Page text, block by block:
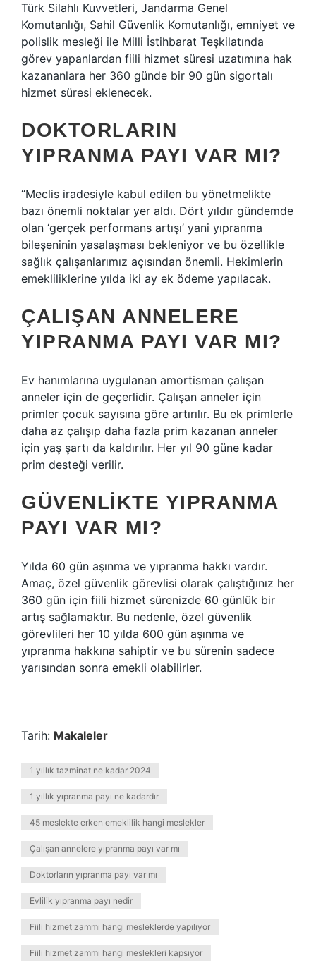
Türk Silahlı Kuvvetleri, Jandarma Genel
Komutanlığı, Sahil Güvenlik Komutanlığı, emniyet ve
polislik mesleği ile Milli İstihbarat Teşkilatında
görev yapanlardan fiili hizmet süresi uzatımına hak
kazananlara her 360 günde bir 90 gün sigortalı
hizmet süresi eklenecek.
DOKTORLARIN
YIPRANMA PAYI VAR MI?
“Meclis iradesiyle kabul edilen bu yönetmelikte
bazı önemli noktalar yer aldı. Dört yıldır gündemde
olan ‘gerçek performans artışı’ yani yıpranma
bileşeninin yasalaşması bekleniyor ve bu özellikle
sağlık çalışanlarımız açısından önemli. Hekimlerin
emekliliklerine yılda iki ay ek ödeme yapılacak.
ÇALIŞAN ANNELERE
YIPRANMA PAYI VAR MI?
Ev hanımlarına uygulanan amortisman çalışan
anneler için de geçerlidir. Çalışan anneler için
primler çocuk sayısına göre artırılır. Bu ek primlerle
daha az çalışıp daha fazla prim kazanan anneler
için yaş şartı da kaldırılır. Her yıl 90 güne kadar
prim desteği verilir.
GÜVENLIKTE YIPRANMA
PAYI VAR MI?
Yılda 60 gün aşınma ve yıpranma hakkı vardır.
Amaç, özel güvenlik görevlisi olarak çalıştığınız her
360 gün için fiili hizmet sürenizde 60 günlük bir
artış sağlamaktır. Bu nedenle, özel güvenlik
görevlileri her 10 yılda 600 gün aşınma ve
yıpranma hakkına sahiptir ve bu sürenin sadece
yarısından sonra emekli olabilirler.
Tarih: Makaleler
1 yıllık tazminat ne kadar 2024
1 yıllık yıpranma payı ne kadardır
45 meslekte erken emeklilik hangi meslekler
Çalışan annelere yıpranma payı var mı
Doktorların yıpranma payı var mı
Evlilik yıpranma payı nedir
Fiili hizmet zammı hangi mesleklerde yapılıyor
Fiili hizmet zammı hangi meslekleri kapsıyor